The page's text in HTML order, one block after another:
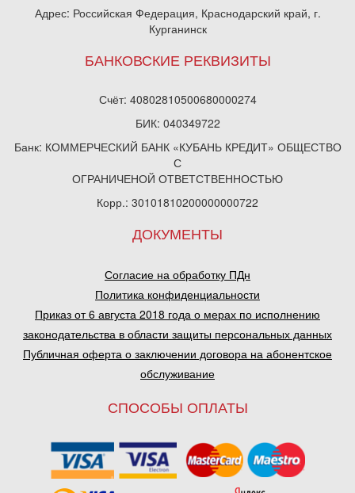
Адрес: Российская Федерация, Краснодарский край, г.
Курганинск
БАНКОВСКИЕ РЕКВИЗИТЫ
Счёт: 40802810500680000274
БИК: 040349722
Банк: КОММЕРЧЕСКИЙ БАНК «КУБАНЬ КРЕДИТ» ОБЩЕСТВО
С
ОГРАНИЧЕНОЙ ОТВЕТСТВЕННОСТЬЮ
Корр.: 30101810200000000722
ДОКУМЕНТЫ
Согласие на обработку ПДн
Политика конфиденциальности
Приказ от 6 августа 2018 года о мерах по исполнению
законодательства в области защиты персональных данных
Публичная оферта о заключении договора на абонентское
обслуживание
СПОСОБЫ ОПЛАТЫ